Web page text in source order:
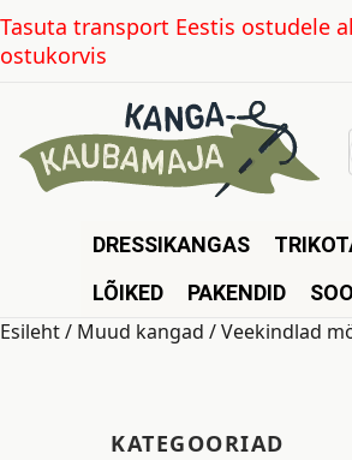
Tasuta transport Eestis ostudele
ostukorvis
DRESSIKANGAS
LÕIKED
PAKENDID
Esileht/ Muud kangad /Veekindlad
KATEGOORIAD